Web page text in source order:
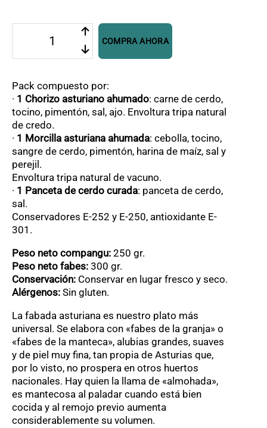
asturiana
raciones
cantidad
COMPRA AHORA
Pack compuesto por:
· 1 Chorizo asturiano ahumado: carne de cerdo,
tocino, pimentón, sal, ajo. Envoltura tripa natural
de credo.
· 1 Morcilla asturiana ahumada: cebolla, tocino,
sangre de cerdo, pimentón, harina de maíz, sal y
perejil.
Envoltura tripa natural de vacuno.
· 1 Panceta de cerdo curada: panceta de cerdo,
sal.
Conservadores E-252 y E-250, antioxidante E-
301.
Peso neto compangu: 250 gr.
Peso neto fabes: 300 gr.
Conservación: Conservar en lugar fresco y seco.
Alérgenos: Sin gluten.
La fabada asturiana es nuestro plato más
universal. Se elabora con «fabes de la granja» o
«fabes de la manteca», alubias grandes, suaves
y de piel muy fina, tan propia de Asturias que,
por lo visto, no prospera en otros huertos
nacionales. Hay quien la llama de «almohada»,
es mantecosa al paladar cuando está bien
cocida y al remojo previo aumenta
considerablemente su volumen.